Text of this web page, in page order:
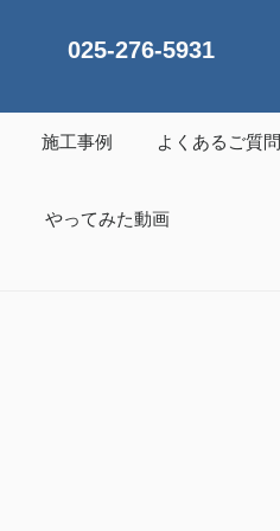
025-276-5931
施工事例 よくあるご質問
やってみた動画